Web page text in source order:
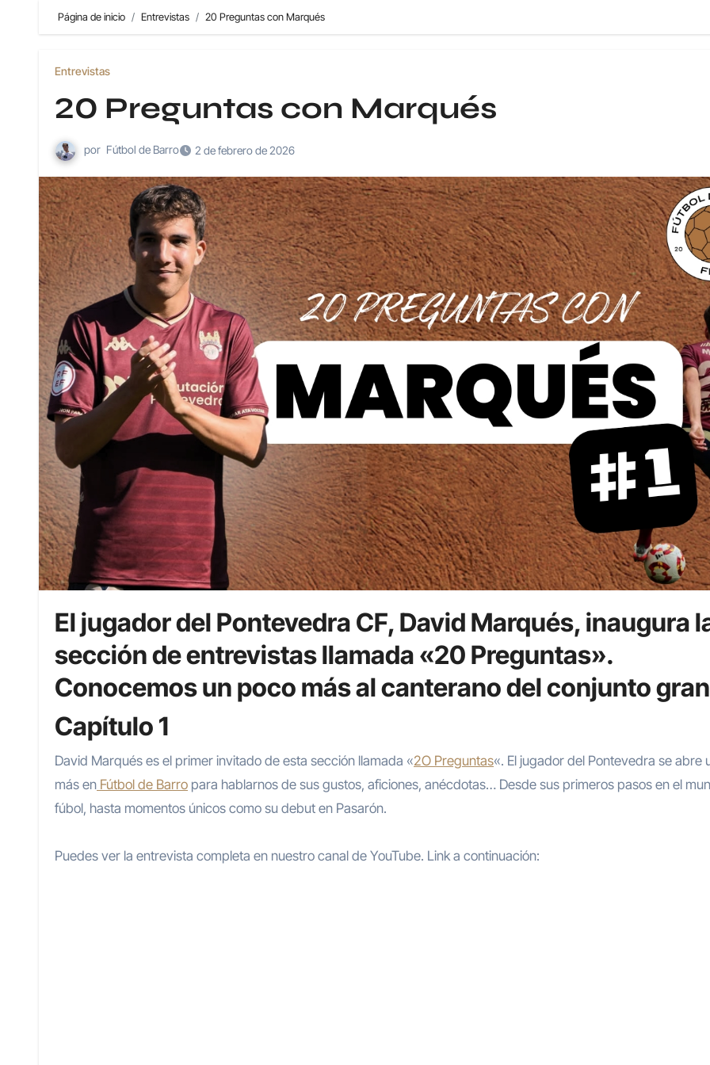
Página de inicio Entrevistas 20 Preguntas con Marqués
Entrevistas
20 Preguntas con Marqués
por Fútbol de Barro 2 de febrero de 2026
El jugador del Pontevedra CF, David Marqués, inaugura
sección de entrevistas llamada «20 Preguntas».
Conocemos un poco más al canterano del conjunto
Capítulo 1
David Marqués es el primer invitado de esta sección llamada «2O Preguntas«. El jugador del Pontevedra se abre
más en Fútbol de Barro para hablarnos de sus gustos, aficiones, anécdotas… Desde sus primeros pasos en el
fúbol, hasta momentos únicos como su debut en Pasarón.
Puedes ver la entrevista completa en nuestro canal de YouTube. Link a continuación: